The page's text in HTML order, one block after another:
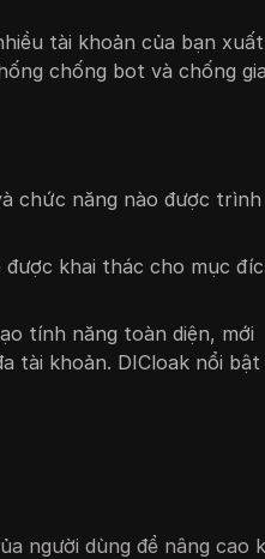
tài khoản của bạn xuất
chống bot và chống
chức năng nào được trình
khai thác cho mục
tính năng toàn diện, mới
tài khoản. DICloak nổi bật
người dùng để nâng cao